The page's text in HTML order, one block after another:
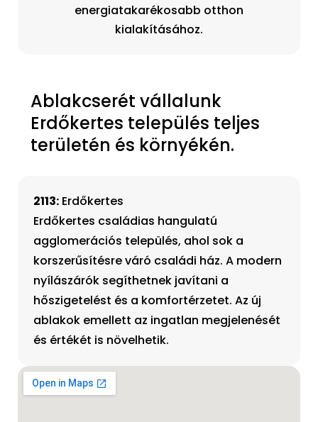
energiatakarékosabb otthon
kialakításához.
Ablakcserét vállalunk
Erdőkertes település teljes
területén és környékén.
2113: Erdőkertes
Erdőkertes családias hangulatú
agglomerációs település, ahol sok a
korszerűsítésre váró családi ház. A modern
nyílászárók segíthetnek javítani a
hőszigetelést és a komfortérzetet. Az új
ablakok emellett az ingatlan megjelenését
és értékét is növelhetik.